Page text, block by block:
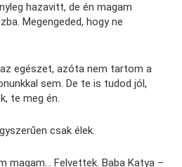
hazavitt, de én magam
Megengeded, hogy ne
egészet, azóta nem tartom a
sem. De te is tudod jól,
te meg én.
csak élek.
magam… Felvettek. Baba Katya –